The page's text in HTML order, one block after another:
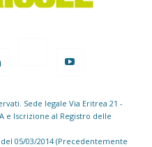
Sede legale Via Eritrea 21 -
e Iscrizione al Registro delle
05/03/2014 (Precedentemente